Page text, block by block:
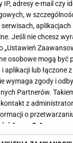
IP, adresy e-mail czy
w
Jeśli nie chcesz
„Ustawień
osobowe mogą być
aplikacji lub łączone
wymaga zgody i
Partnerów.
kontakt z
o
Agora S.A.